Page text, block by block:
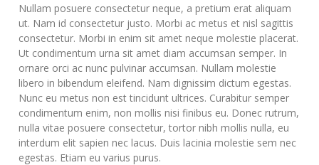
Nullam posuere consectetur neque, a pretium erat aliquam
ut. Nam id consectetur justo. Morbi ac metus et nisl sagittis
consectetur. Morbi in enim sit amet neque molestie placerat.
Ut condimentum urna sit amet diam accumsan semper. In
ornare orci ac nunc pulvinar accumsan. Nullam molestie
libero in bibendum eleifend. Nam dignissim dictum egestas.
Nunc eu metus non est tincidunt ultrices. Curabitur semper
condimentum enim, non mollis nisi finibus eu. Donec rutrum,
nulla vitae posuere consectetur, tortor nibh mollis nulla, eu
interdum elit sapien nec lacus. Duis lacinia molestie sem nec
egestas. Etiam eu varius purus.